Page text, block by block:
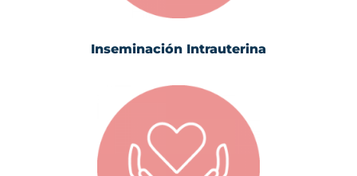
Inseminación Intrauterina